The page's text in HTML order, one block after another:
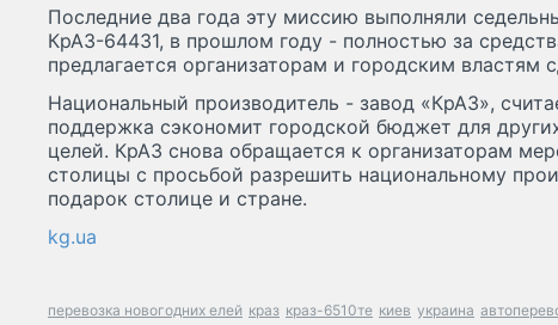
Последние два года эту миссию выполняли
КрАЗ-64431, в прошлом году - полностью за
предлагается организаторам и городским властям
Национальный производитель - завод «КрАЗ»,
поддержка сэкономит городской бюджет для
целей. КрАЗ снова обращается к организаторам
столицы с просьбой разрешить национальному
подарок столице и стране.
kg.ua
перевозка новогодних елей краз краз-6510те киев украина